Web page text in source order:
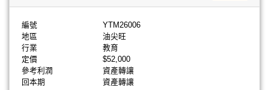
編號
YTM26006
地區
油尖旺
行業
教育
定價
$52,000
參考利潤
資產轉讓
回本期
資產轉讓